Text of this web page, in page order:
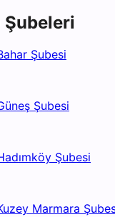
Şubeleri
Şubesi
Şubesi
Şubesi
Marmara